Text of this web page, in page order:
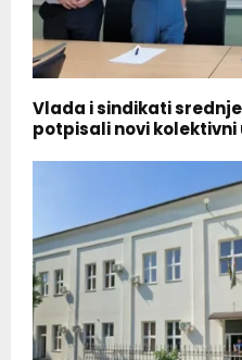
Vlada i sindikati
potpisali novi kolektivni